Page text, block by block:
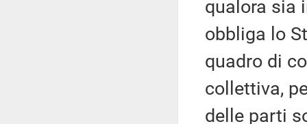
qualora sia
obbliga lo
quadro di
collettiva,
delle parti